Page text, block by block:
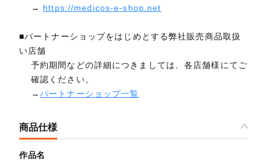
→ https://medicos-e-shop.net
■パートナーショップをはじめとする弊社販売商品取扱
い店舗
予約期間などの詳細につきましては、各店舗様にてご
確認ください。
→パートナーショップ一覧
商品仕様
作品名